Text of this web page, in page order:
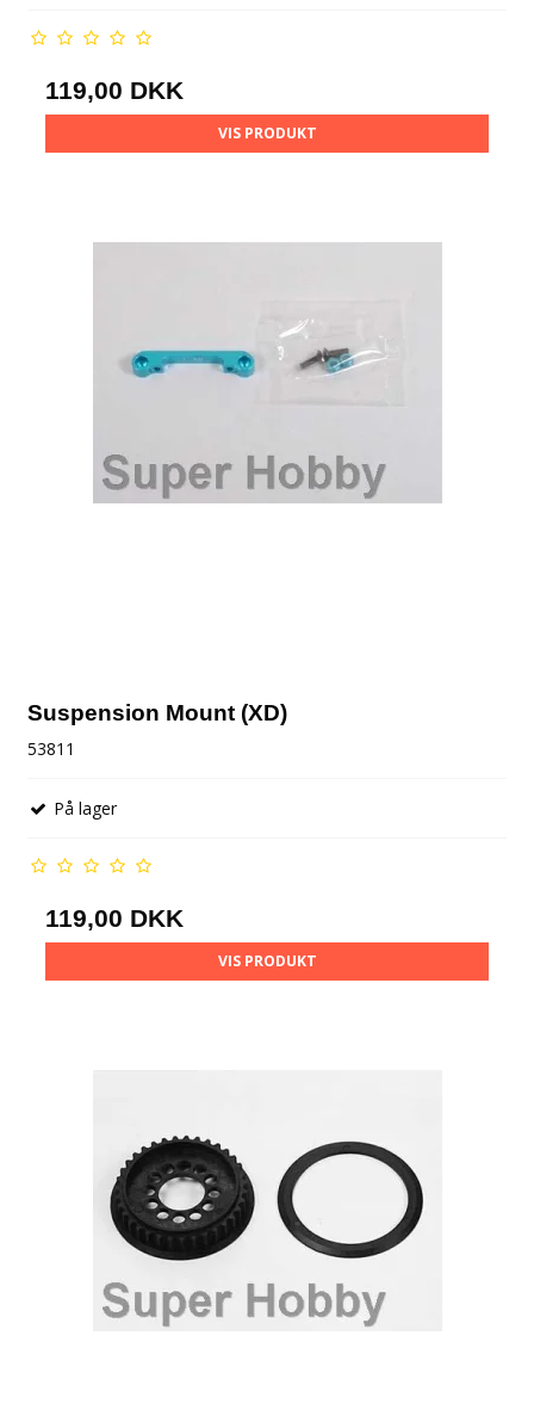
119,00 DKK
VIS PRODUKT
Suspension Mount (XD)
53811
På lager
119,00 DKK
VIS PRODUKT